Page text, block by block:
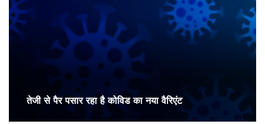
तेजी से पैर पसार रहा है कोविड का नया वैरिएंट